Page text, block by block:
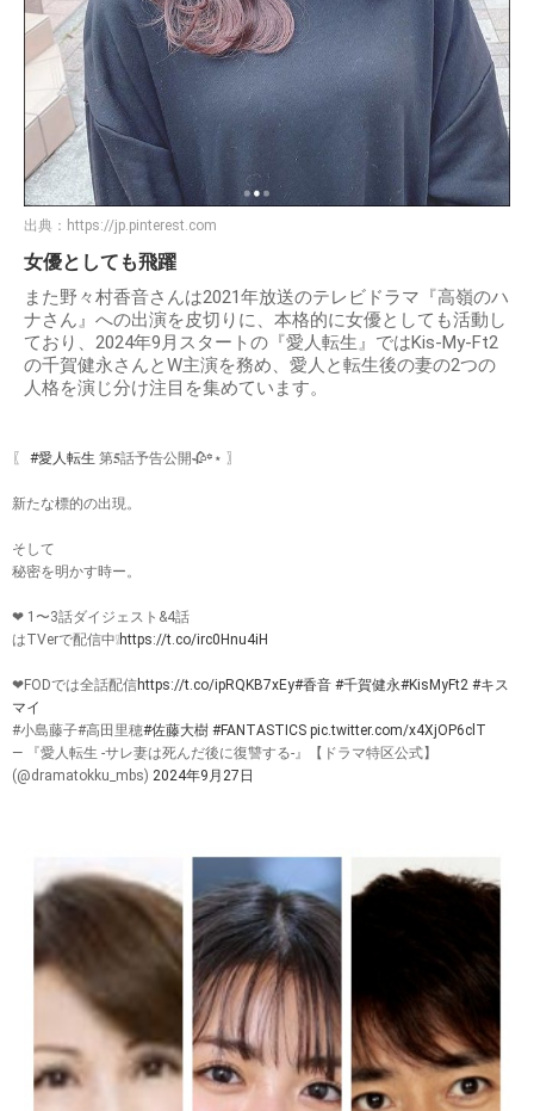
出典： https://jp.pinterest.com
女優としても飛躍
また野々村香音さんは2021年放送のテレビドラマ『高嶺のハ
ナさん』への出演を皮切りに、本格的に女優としても活動し
ており、2024年9月スタートの『愛人転生』ではKis-My-Ft2
の千賀健永さんとW主演を務め、愛人と転生後の妻の2つの
人格を演じ分け注目を集めています。
〖 #愛人転生 第𝟓話予告公開🥀꙳⋆ 〗
新たな標的の出現。
そして
秘密を明かす時ー。
❤︎ 1〜3話ダイジェスト&4話
はTVerで配信中❕https://t.co/irc0Hnu4iH
❤︎FODでは全話配信https://t.co/ipRQKB7xEy#香音 #千賀健永#KisMyFt2 #キス
マイ
#小島藤子#高田里穂#佐藤大樹 #FANTASTICS pic.twitter.com/x4XjOP6clT
— 『愛人転生 -サレ妻は死んだ後に復讐する-』【ドラマ特区公式】
(@dramatokku_mbs) 2024年9月27日